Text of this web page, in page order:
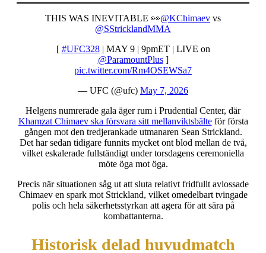
THIS WAS INEVITABLE 👀@KChimaev vs
@SStricklandMMA
[ #UFC328| MAY 9 | 9pmET | LIVE on
@ParamountPlus]
pic.twitter.com/Rm4OSEWSa7
— UFC (@ufc) May 7, 2026
Helgens numrerade gala äger rum i Prudential Center, där
Khamzat Chimaev ska försvara sitt mellanviktsbälteför första
gången mot den tredjerankade utmanaren Sean Strickland.
Det har sedan tidigare funnits mycket ont blod mellan de två,
vilket eskalerade fullständigt under torsdagens ceremoniella
möte öga mot öga.
Precis när situationen såg ut att sluta relativt fridfullt avlossade
Chimaev en spark mot Strickland, vilket omedelbart tvingade
polis och hela säkerhetsstyrkan att agera för att sära på
kombattanterna.
Historisk delad huvudmatch